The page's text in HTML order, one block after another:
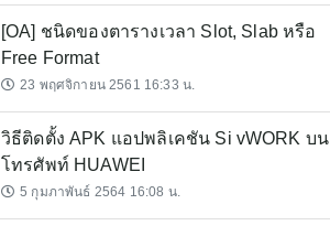
[OA] ชนิดของตารางเวลา Slot, Slab หรือ
Free Format
23 พฤศจิกายน 2561 16:33 น.
วิธีติดตั้ง APK แอปพลิเคชัน Si vWORK บน
โทรศัพท์ HUAWEI
5 กุมภาพันธ์ 2564 16:08 น.